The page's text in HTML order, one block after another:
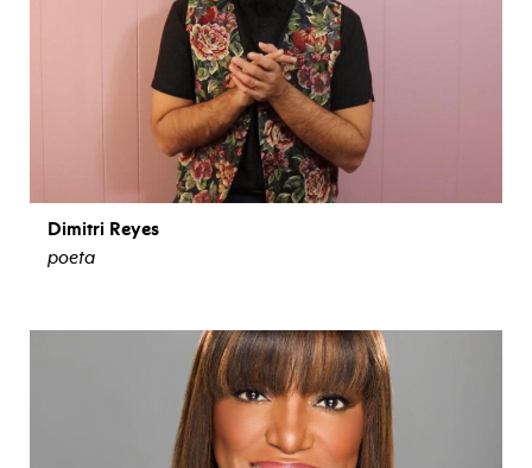
Dimitri Reyes
poeta